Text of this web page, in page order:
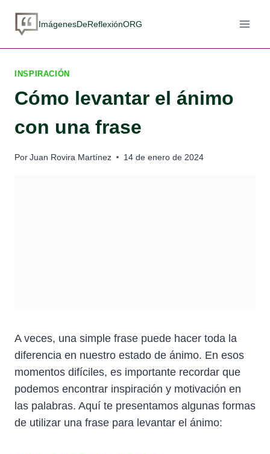
ImágenesDeReflexiónORG
INSPIRACIÓN
Cómo levantar el ánimo
con una frase
PorJuan Rovira Martínez 14 de enero de 2024
A veces, una simple frase puede hacer toda la
diferencia en nuestro estado de ánimo. En esos
momentos difíciles, es importante recordar que
podemos encontrar inspiración y motivación en
las palabras. Aquí te presentamos algunas formas
de utilizar una frase para levantar el ánimo: